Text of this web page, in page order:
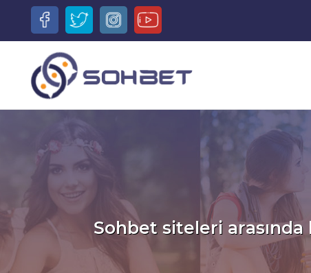
Sohbet siteleri